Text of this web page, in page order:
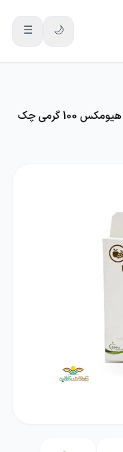
🌙
☰
کود فولویک اسید و هیومیک اسید لیگنو هیومکس 100 گرمی چک